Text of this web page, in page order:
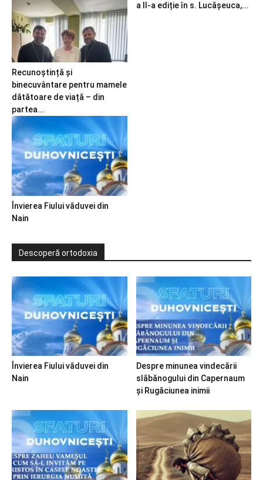
Recunoștință și
binecuvântare pentru mamele
dătătoare de viață – din
partea...
a II-a ediție în s. Lucășeuca,...
Învierea Fiului văduvei din
Nain
Descoperă ortodoxia
Învierea Fiului văduvei din
Nain
Despre minunea vindecării
slăbănogului din Capernaum
și Rugăciunea inimii